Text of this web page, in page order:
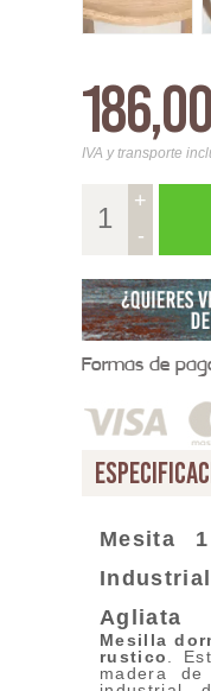
IVA y transporte
+
-
Formas de
Mesita
Agliata
Mesilla
rustico.
madera